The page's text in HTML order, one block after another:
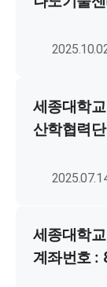
세종대학
산학협력
세종대학
계좌번호